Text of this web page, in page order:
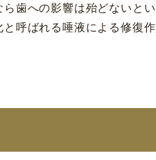
歯への影響は殆どないと
呼ばれる唾液による修復